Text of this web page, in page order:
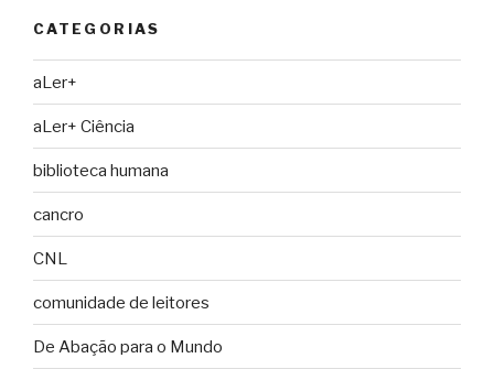
CATEGORIAS
aLer+
aLer+ Ciência
biblioteca humana
cancro
CNL
comunidade de leitores
De Abação para o Mundo